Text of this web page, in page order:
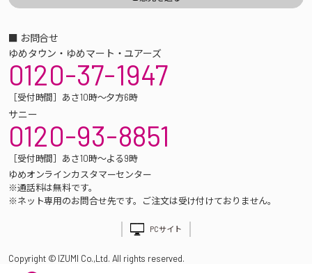
■ お問合せ
ゆめタウン・ゆめマート・ユアーズ
0120-37-1947
［受付時間］あさ10時～夕方6時
サニー
0120-93-8851
［受付時間］あさ10時～よる9時
ゆめオンラインカスタマーセンター
※通話料は無料です。
※ネット専用のお問合せ先です。ご注文は受け付けておりません。
PCサイト
Copyright © IZUMI Co.,Ltd. All rights reserved.